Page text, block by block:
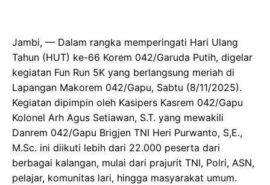
Jambi, — Dalam rangka memperingati Hari Ulang
Tahun (HUT) ke-66 Korem 042/Garuda Putih, digelar
kegiatan Fun Run 5K yang berlangsung meriah di
Lapangan Makorem 042/Gapu, Sabtu (8/11/2025).
Kegiatan dipimpin oleh Kasipers Kasrem 042/Gapu
Kolonel Arh Agus Setiawan, S.T. yang mewakili
Danrem 042/Gapu Brigjen TNI Heri Purwanto, S,E.,
M.Sc. ini diikuti lebih dari 22.000 peserta dari
berbagai kalangan, mulai dari prajurit TNI, Polri, ASN,
pelajar, komunitas lari, hingga masyarakat umum.